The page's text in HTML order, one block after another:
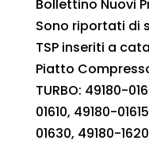
Bollettino Nuovi
Sono riportati di
TSP inseriti a
Piatto
TURBO: 49180-
01610, 49180-
01630, 49180-